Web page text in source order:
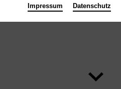
Impressum Datenschutz